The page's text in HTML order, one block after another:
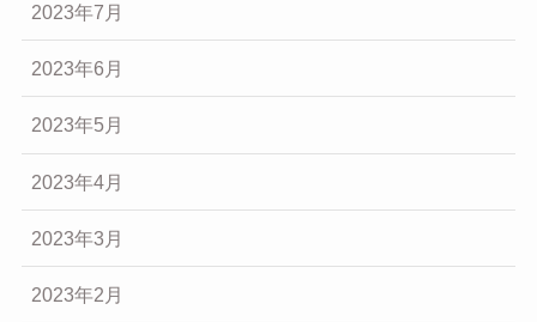
2023年7月
2023年6月
2023年5月
2023年4月
2023年3月
2023年2月